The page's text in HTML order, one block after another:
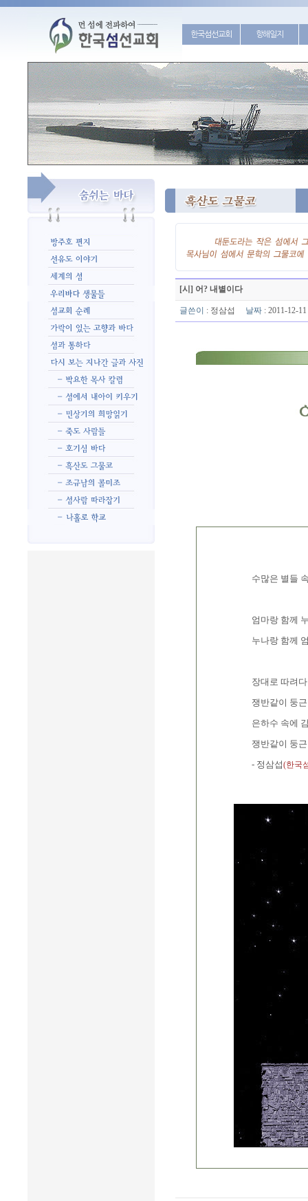
한국섬선교회 항해일지
[시] 어? 내별이다
글쓴이 : 정삼섭 날짜 : 2011-12-
수많은 별들
엄마랑 함께
누나랑 함께
장대로 따려
쟁반같이 둥
은하수 속에
쟁반같이 둥
- 정삼섭(한국